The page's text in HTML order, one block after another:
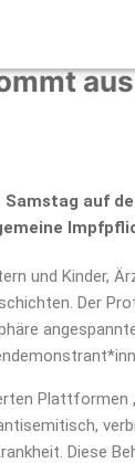
auf
und Kinder,
Der
Plattformen
Diese